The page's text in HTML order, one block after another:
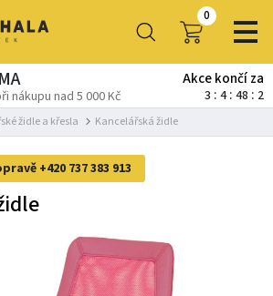
0
nákupu nad 5 000 Kč
Akce končí za
3 4 48 1
židle a křesla Kancelářská židle
+420 737 383 913